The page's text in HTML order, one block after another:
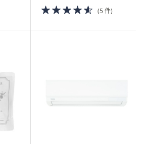
4.5
of
(5 件)